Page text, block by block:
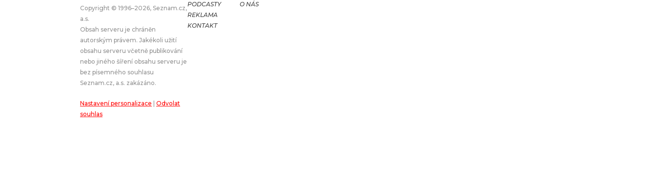
APLIKACE
PROGRAM
SOUTĚŽE
Copyright © 1996–2026, Seznam.cz,
a.s.
Obsah serveru je chráněn
autorským právem. Jakékoli užití
obsahu serveru včetně publikování
nebo jiného šíření obsahu serveru je
bez písemného souhlasu
Seznam.cz, a.s. zakázáno.
Nastavení personalizace
Odvolat
souhlas
PODCASTY
REKLAMA
KONTAKT
O NÁS